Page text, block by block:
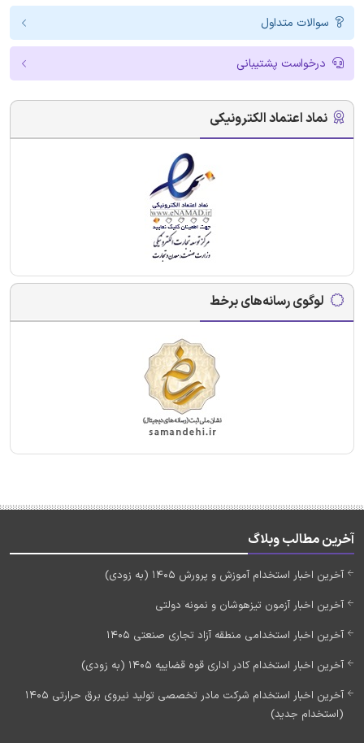
سوالات متداول
درخواست پشتیبانی
نماد اعتماد الکترونیکی
لوگوی رسانه‌های برخط
آخرین مطالب وبلاگ
آخرین اخبار استخدام آموزش و پرورش 1405 (به زودی)
آخرین اخبار آزمون تیزهوشان و نمونه دولتی
آخرین اخبار استخدامی منطقه آزاد تجاری صنعتی 1405
آخرین اخبار استخدام کادر اداری قوه قضاییه 1405 (به زودی)
آخرین اخبار استخدام شرکت مادر تخصصی تولید نیروی برق حرارتی 1405
(استخدام جدید)